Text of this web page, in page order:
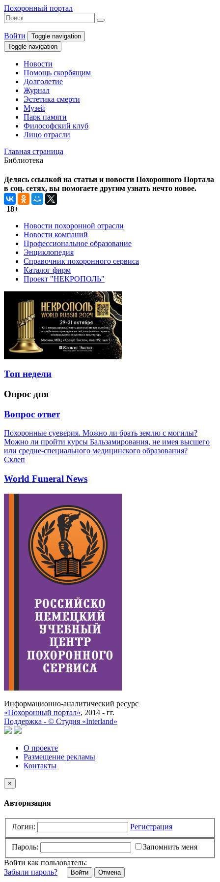
Похоронный портал
Войти
Toggle navigation
Toggle navigation
Новости
Помощь скорбящим
Долголетие
Журнал
Эстетика смерти
Музей
Парк памяти
Философский клуб
Лицо отрасли
Главная страница
Библиотека
Делясь ссылкой на статьи и новости Похоронного Портала
в соц. сетях, вы помогаете другим узнать нечто новое.
18+
Новости похоронной отрасли
Новости компаний
Профессиональное образование
Энциклопедия
Справочник похоронного сервиса
Каталог фирм
Проект "НЕКРОПОЛЬ"
Топ недели
Опрос дня
Вопрос ответ
Похоронные суеверия. Можно ли брать землю с могилы?
Можно ли пройти курсы Бальзамирования, не имея высшего
или средне-специального медицинского образования?
Склеп
World Funeral News
Информационно-аналитический ресурс
«Похоронный портал», 2014 - гг.
Поддержка - © Cтудия «Interland»
О проекте
Размещение рекламы
Контакты
×
Авторизация
Логин: Регистрация
Пароль:
Запомнить меня
Войти как пользователь:
Забыли пароль?
Отмена